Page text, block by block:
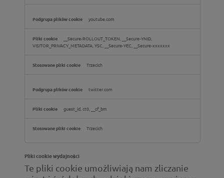
youtube.com
__Secure-ROLLOUT_TOKEN, __Secure-YNID,
VISITOR_PRIVACY_METADATA, YSC, __Secure-YEC, __Secure-xxxxxxx
Trzecich
twitter.com
guest_id, ct0, __cf_bm
Trzecich
Pliki cookie wydajności
Te pliki cookie umożliwiają nam zliczanie